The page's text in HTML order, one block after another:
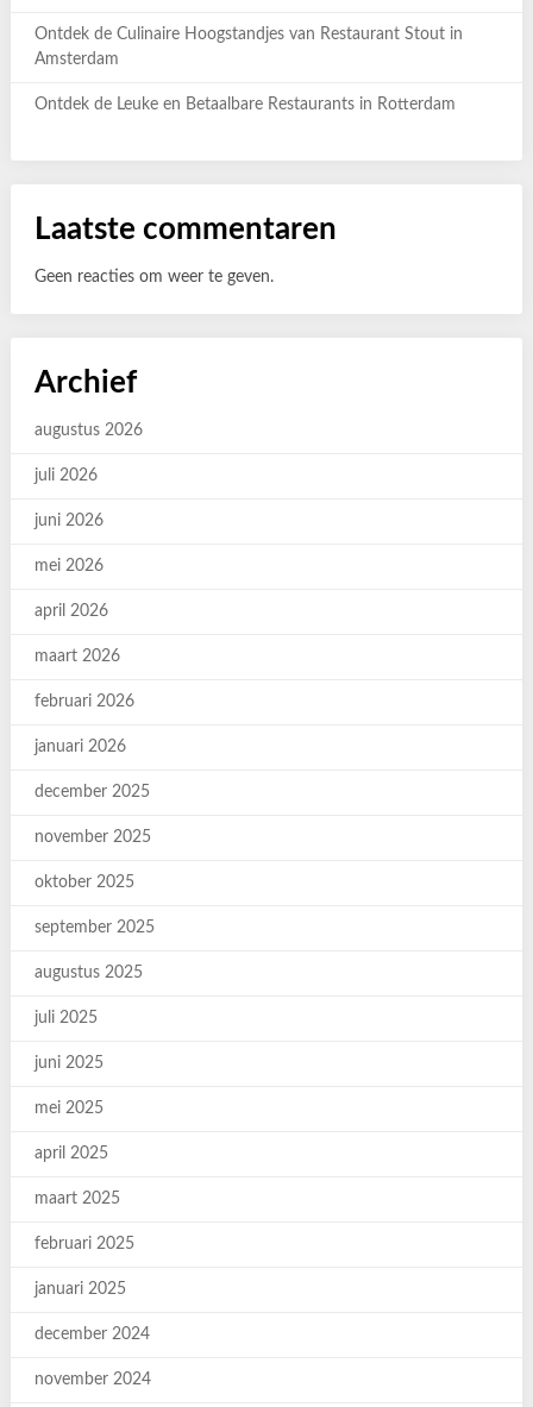
Ontdek de Culinaire Hoogstandjes van Restaurant Stout in
Amsterdam
Ontdek de Leuke en Betaalbare Restaurants in Rotterdam
Laatste commentaren
Geen reacties om weer te geven.
Archief
augustus 2026
juli 2026
juni 2026
mei 2026
april 2026
maart 2026
februari 2026
januari 2026
december 2025
november 2025
oktober 2025
september 2025
augustus 2025
juli 2025
juni 2025
mei 2025
april 2025
maart 2025
februari 2025
januari 2025
december 2024
november 2024